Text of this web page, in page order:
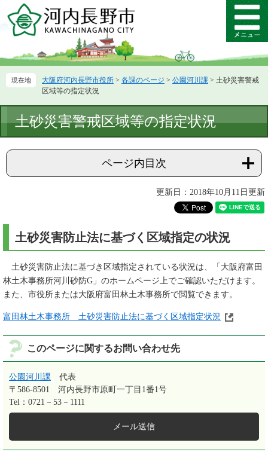
ー
先
ニ
を
て
メ
ニ
ー
大阪府河内長野市役所 > 各課のページ > 公園河川課 > 土砂災害警戒
区域等の指定状況
文
土砂災害警戒区域等の指定状況
ページ内目次
更新日：2018年10月11日更新
土砂災害防止法に基づく区域指定の状況
土砂災害防止法に基づき区域指定されている状況は、「大阪府富田
林土木事務所河川砂防G」のホームページ上でご確認いただけます。
また、市役所または大阪府富田林土木事務所で閲覧できます。
富田林土木事務所 土砂災害防止法に基づく区域指定状況
このページに関するお問い合わせ先
公園河川課
代表
〒586-8501
河内長野市原町一丁目1番1号
Tel：0721－53－1111
メール送信